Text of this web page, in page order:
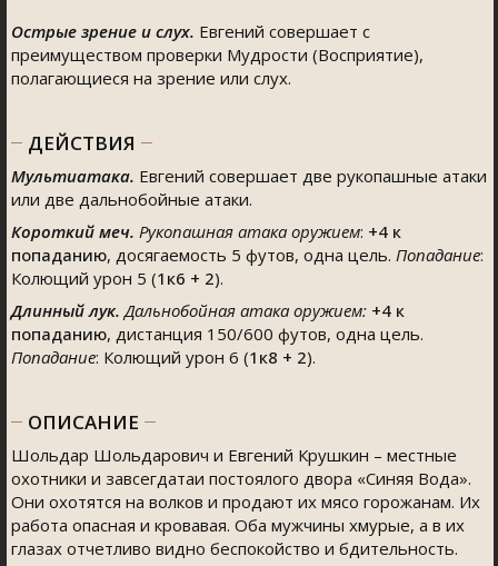
Острые зрение и слух. Евгений совершает с
преимуществом проверки Мудрости (Восприятие),
полагающиеся на зрение или слух.
ДЕЙСТВИЯ
Мультиатака. Евгений совершает две рукопашные атаки
или две дальнобойные атаки.
Короткий меч. Рукопашная атака оружием: +4 к
попаданию, досягаемость 5 футов, одна цель. Попадание:
Колющий урон 5 (1к6 + 2).
Длинный лук. Дальнобойная атака оружием: +4 к
попаданию, дистанция 150/600 футов, одна цель.
Попадание: Колющий урон 6 (1к8 + 2).
ОПИСАНИЕ
Шольдар Шольдарович и Евгений Крушкин – местные
охотники и завсегдатаи постоялого двора «Синяя Вода».
Они охотятся на волков и продают их мясо горожанам. Их
работа опасная и кровавая. Оба мужчины хмурые, а в их
глазах отчетливо видно беспокойство и бдительность.